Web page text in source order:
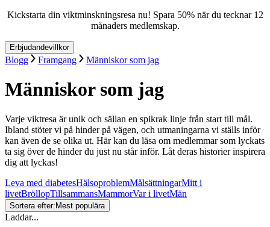
Kickstarta din viktminskningsresa nu! Spara 50% när du tecknar 12
månaders medlemskap.
Erbjudandevillkor
Blogg Framgang Människor som jag
Människor som jag
Varje viktresa är unik och sällan en spikrak linje från start till mål.
Ibland stöter vi på hinder på vägen, och utmaningarna vi ställs inför
kan även de se olika ut. Här kan du läsa om medlemmar som lyckats
ta sig över de hinder du just nu står inför. Låt deras historier inspirera
dig att lyckas!
Leva med diabetesHälsoproblemMålsättningarMitt i
livetBröllopTillsammansMammorVar i livetMän
Sortera efter: Mest populära
Laddar...